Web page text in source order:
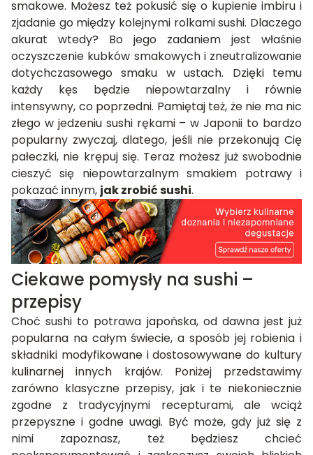
smakowe. Możesz też pokusić się o kupienie imbiru i
zjadanie go między kolejnymi rolkami sushi. Dlaczego
akurat wtedy? Bo jego zadaniem jest właśnie
oczyszczenie kubków smakowych i zneutralizowanie
dotychczasowego smaku w ustach. Dzięki temu
każdy kęs będzie niepowtarzalny i równie
intensywny, co poprzedni. Pamiętaj też, że nie ma nic
złego w jedzeniu sushi rękami – w Japonii to bardzo
popularny zwyczaj, dlatego, jeśli nie przekonują Cię
pałeczki, nie krępuj się. Teraz możesz już swobodnie
cieszyć się niepowtarzalnym smakiem potrawy i
pokazać innym, jak zrobić sushi.
Ciekawe pomysły na sushi –
przepisy
Choć sushi to potrawa japońska, od dawna jest już
popularna na całym świecie, a sposób jej robienia i
składniki modyfikowane i dostosowywane do kultury
kulinarnej innych krajów. Poniżej przedstawimy
zarówno klasyczne przepisy, jak i te niekoniecznie
zgodne z tradycyjnymi recepturami, ale wciąż
przepyszne i godne uwagi. Być może, gdy już się z
nimi zapoznasz, też będziesz chcieć